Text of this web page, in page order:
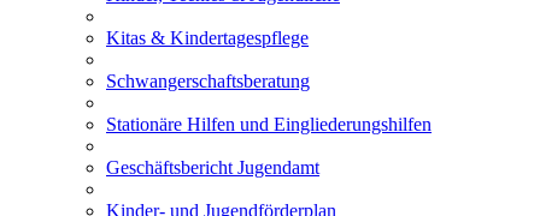
Kitas & Kindertagespflege
Schwangerschaftsberatung
Stationäre Hilfen und Eingliederungshilfen
Geschäftsbericht Jugendamt
Kinder- und Jugendförderplan